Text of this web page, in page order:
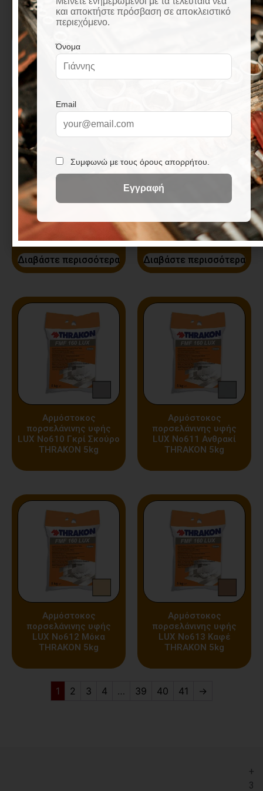
THRAKON 5kg
Διαβάστε περισσότερα
THRAKON 5kg
Αρμόστοκος
πορσελάνινης υφής
LUX Nο607 Γκρί
Ανοιχτό THRAKON 5kg
Διαβάστε περισσότερα
THRAKON 5kg
Διαβάστε περισσότερα
Αρμόστοκος
πορσελάνινης υφής
LUX Nο610 Γκρί Σκούρο
THRAKON 5kg
Αρμόστοκος
πορσελάνινης υφής
LUX Nο611 Ανθρακί
THRAKON 5kg
Αρμόστοκος
πορσελάνινης υφής
LUX Nο612 Μόκα
THRAKON 5kg
Αρμόστοκος
πορσελάνινης υφής
LUX Nο613 Καφέ
THRAKON 5kg
1 2 3 4 … 39 40 41 →
+
3